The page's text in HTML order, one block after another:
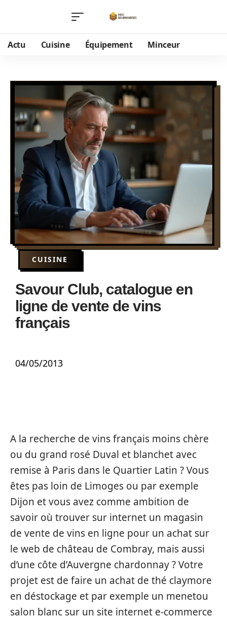
Actu Cuisine Équipement Minceur
CUISINE
Savour Club, catalogue en
ligne de vente de vins
français
04/05/2013
A la recherche de vins français moins chère
ou du grand rosé Duval et blanchet avec
remise à Paris dans le Quartier Latin ? Vous
êtes pas loin de Limoges ou par exemple
Dijon et vous avez comme ambition de
savoir où trouver sur internet un magasin
de vente de vins en ligne pour un achat sur
le web de château de Combray, mais aussi
d’une côte d’Auvergne chardonnay ? Votre
projet est de faire un achat de thé claymore
en déstockage et par exemple un menetou
salon blanc sur un site internet e-commerce